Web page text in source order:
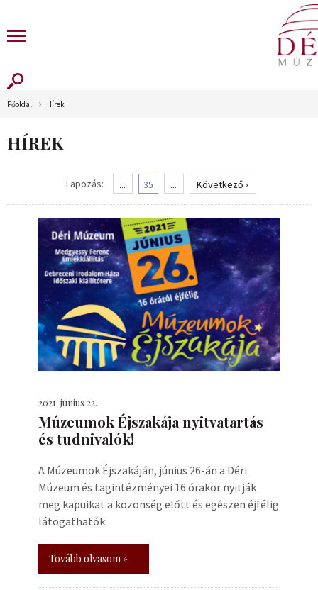
Főoldal Hírek
HÍREK
Lapozás: ... 35 ... Következő ›
2021. június 22.
Múzeumok Éjszakája nyitvatartás
és tudnivalók!
A Múzeumok Éjszakáján, június 26-án a Déri
Múzeum és tagintézményei 16 órakor nyitják
meg kapuikat a közönség előtt és egészen éjfélig
látogathatók.
Tovább olvasom »